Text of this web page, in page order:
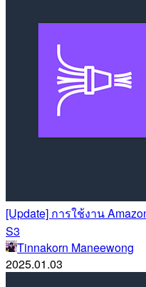
[Update] การใช้งาน
S3
Tinnakorn Maneewong
2025.01.03